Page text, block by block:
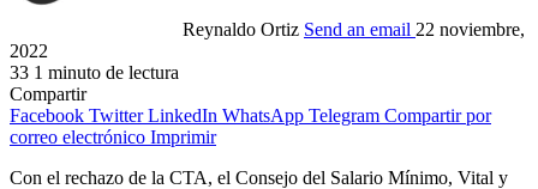
Reynaldo Ortiz Send an email 22 noviembre,
2022
33 1 minuto de lectura
Compartir
Facebook Twitter LinkedIn WhatsApp Telegram Compartir por
correo electrónico Imprimir
Con el rechazo de la CTA, el Consejo del Salario Mínimo, Vital y